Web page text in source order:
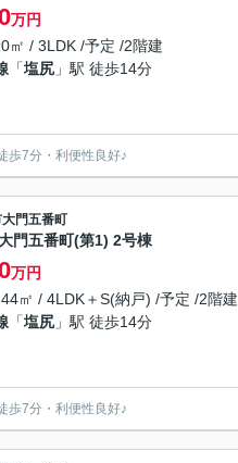
万円
㎡ / 3LDK /予定 /2階建
「塩尻 」駅 徒歩14分
歩7分・利便性良好♪
大門五番町
門五番町(第1) 2号棟
万円
㎡ / 4LDK＋S(納戸) /予定 /2階建
「塩尻 」駅 徒歩14分
歩7分・利便性良好♪